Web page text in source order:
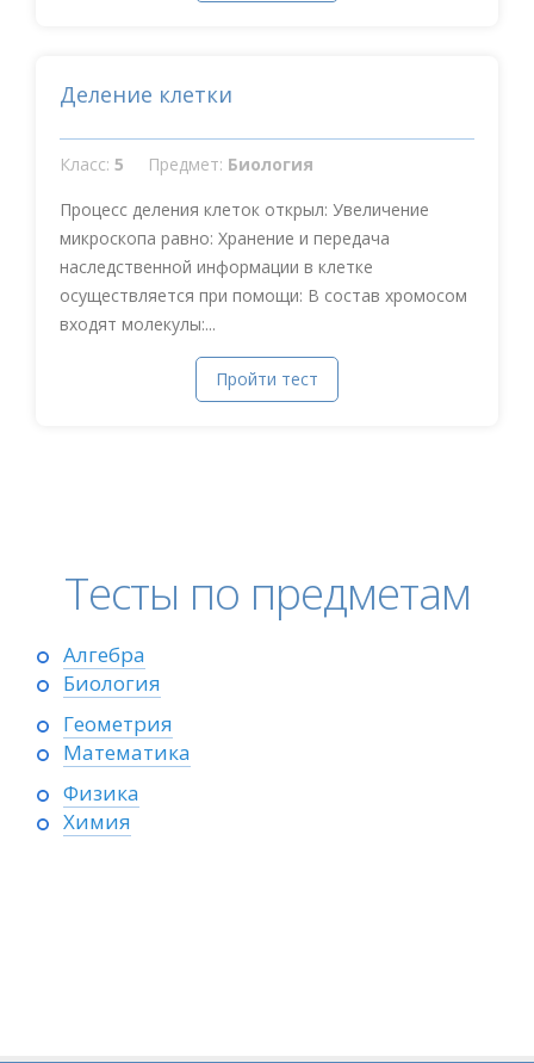
Деление клетки
Класс: 5 Предмет: Биология
Процесс деления клеток открыл: Увеличение
микроскопа равно: Хранение и передача
наследственной информации в клетке
осуществляется при помощи: В состав хромосом
входят молекулы:...
Пройти тест
Тесты по предметам
Алгебра
Биология
Геометрия
Математика
Физика
Химия